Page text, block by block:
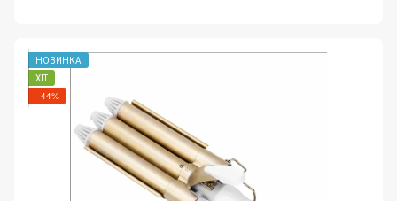
НОВИНКА
ХІТ
−44%